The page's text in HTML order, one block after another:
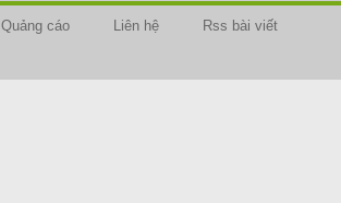
Quảng cáo Liên hệ Rss bài viết